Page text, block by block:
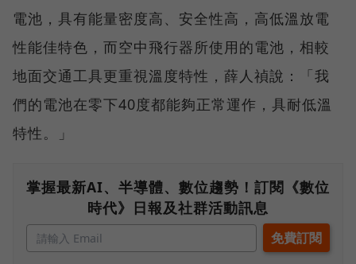
電池，具有能量密度高、安全性高，高低溫放電
性能佳特色，而空中飛行器所使用的電池，相較
地面交通工具更重視溫度特性，薛人禎說：「我
們的電池在零下40度都能夠正常運作，具耐低溫
特性。」
掌握最新AI、半導體、數位趨勢！訂閱《數位
時代》日報及社群活動訊息